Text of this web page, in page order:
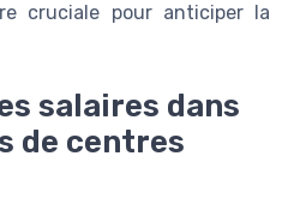
cruciale pour anticiper la
salaires dans
de centres